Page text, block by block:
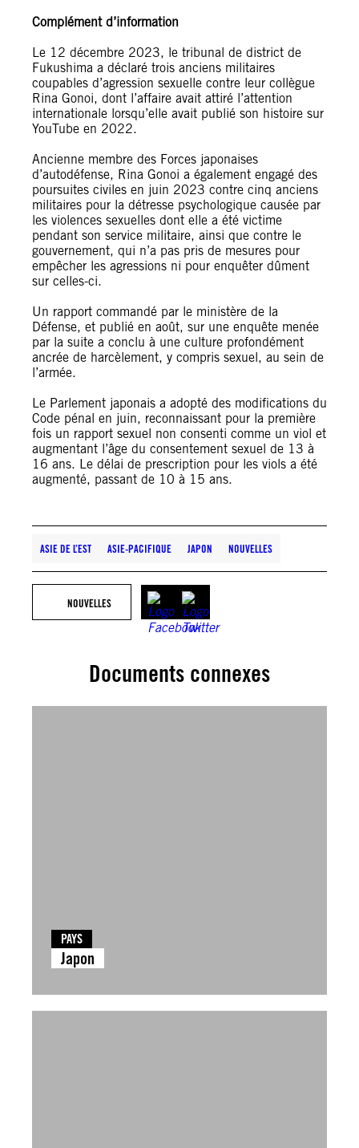
Complément d’information
Le 12 décembre 2023, le tribunal de district de
Fukushima a déclaré trois anciens militaires
coupables d’agression sexuelle contre leur collègue
Rina Gonoi, dont l’affaire avait attiré l’attention
internationale lorsqu’elle avait publié son histoire sur
YouTube en 2022.
Ancienne membre des Forces japonaises
d’autodéfense, Rina Gonoi a également engagé des
poursuites civiles en juin 2023 contre cinq anciens
militaires pour la détresse psychologique causée par
les violences sexuelles dont elle a été victime
pendant son service militaire, ainsi que contre le
gouvernement, qui n’a pas pris de mesures pour
empêcher les agressions ni pour enquêter dûment
sur celles-ci.
Un rapport commandé par le ministère de la
Défense, et publié en août, sur une enquête menée
par la suite a conclu à une culture profondément
ancrée de harcèlement, y compris sexuel, au sein de
l’armée.
Le Parlement japonais a adopté des modifications du
Code pénal en juin, reconnaissant pour la première
fois un rapport sexuel non consenti comme un viol et
augmentant l’âge du consentement sexuel de 13 à
16 ans. Le délai de prescription pour les viols a été
augmenté, passant de 10 à 15 ans.
ASIE DE L’EST ASIE-PACIFIQUE JAPON NOUVELLES
NOUVELLES
Documents connexes
PAYS
Japon